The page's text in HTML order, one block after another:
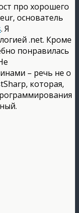
про хорошего
основатель
. Я
.net. Кроме
понравилась
– речь не о
которая,